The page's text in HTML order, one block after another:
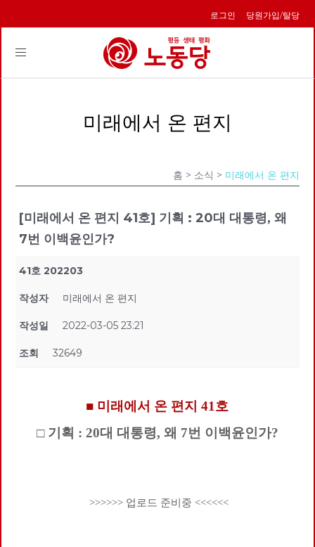
로그인 당원가입/탈당
Toggle
미래에서 온 편지
홈 > 소식 > 미래에서 온 편지
[미래에서 온 편지 41호] 기획 : 20대 대통령, 왜
7번 이백윤인가?
41호 202203
작성자 미래에서 온 편지
작성일 2022-03-05 23:21
조회 32649
■ 미래에서 온 편지 41호
□ 기획 : 20대 대통령, 왜 7번 이백윤인가?
>>>>>> 업로드 준비중 <<<<<<